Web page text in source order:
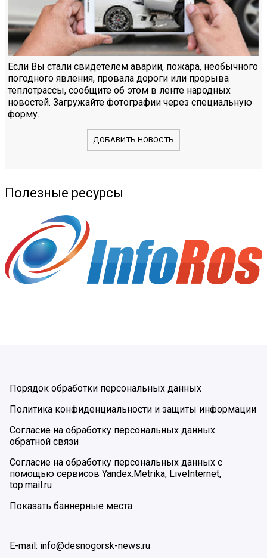
Если Вы стали свидетелем аварии, пожара, необычного
погодного явления, провала дороги или прорыва
теплотрассы, сообщите об этом в ленте народных
новостей. Загружайте фотографии через специальную
форму.
ДОБАВИТЬ НОВОСТЬ
Полезные ресурсы
Порядок обработки персональных данных
Политика конфиденциальности и защиты информации
Согласие на обработку персональных данных
обратной связи
Согласие на обработку персональных данных с
помощью сервисов Yandex.Metrika, LiveInternet,
top.mail.ru
Показать баннерные места
E-mail: info@desnogorsk-news.ru